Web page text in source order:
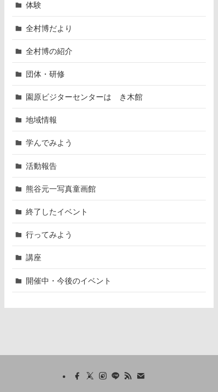
体験
全村博だより
全村博の紹介
団体・研修
園原ビジターセンターはゝき木館
地域情報
学んでみよう
活動報告
熊谷元一写真童画館
終了したイベント
行ってみよう
講座
開催中・今後のイベント